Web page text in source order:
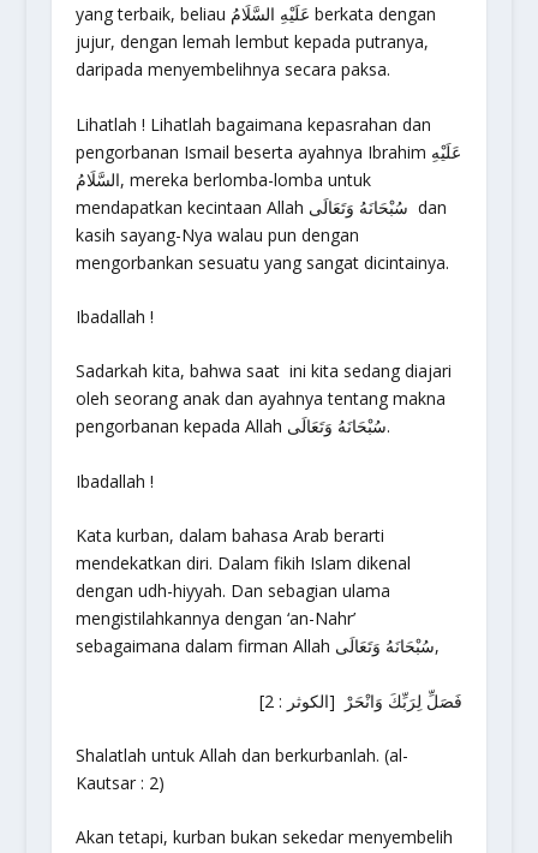
yang terbaik, beliau عَلَيْهِ السَّلَامُ berkata dengan
jujur, dengan lemah lembut kepada putranya,
daripada menyembelihnya secara paksa.
Lihatlah ! Lihatlah bagaimana kepasrahan dan
pengorbanan Ismail beserta ayahnya Ibrahim عَلَيْهِ
السَّلَامُ, mereka berlomba-lomba untuk
mendapatkan kecintaan Allah سُبْحَانَهُ وَتَعَالَى dan
kasih sayang-Nya walau pun dengan
mengorbankan sesuatu yang sangat dicintainya.
Ibadallah !
Sadarkah kita, bahwa saat ini kita sedang diajari
oleh seorang anak dan ayahnya tentang makna
pengorbanan kepada Allah سُبْحَانَهُ وَتَعَالَى.
Ibadallah !
Kata kurban, dalam bahasa Arab berarti
mendekatkan diri. Dalam fikih Islam dikenal
dengan udh-hiyyah. Dan sebagian ulama
mengistilahkannya dengan ‘an-Nahr’
sebagaimana dalam firman Allah سُبْحَانَهُ وَتَعَالَى,
فَصَلِّ لِرَبِّكَ وَانْحَرْ [الكوثر : 2]
Shalatlah untuk Allah dan berkurbanlah. (al-
Kautsar : 2)
Akan tetapi, kurban bukan sekedar menyembelih